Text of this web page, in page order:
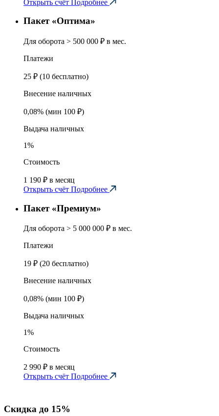
Открыть счёт Подробнее
Пакет «Оптима»
Для оборота > 500 000 ₽ в мес.
Платежи
25 ₽ (10 бесплатно)
Внесение наличных
0,08% (мин 100 ₽)
Выдача наличных
1%
Стоимость
1 190 ₽ в месяц
Открыть счёт Подробнее
Пакет «Премиум»
Для оборота > 5 000 000 ₽ в мес.
Платежи
19 ₽ (20 бесплатно)
Внесение наличных
0,08% (мин 100 ₽)
Выдача наличных
1%
Стоимость
2 990 ₽ в месяц
Открыть счёт Подробнее
Скидка до 15%